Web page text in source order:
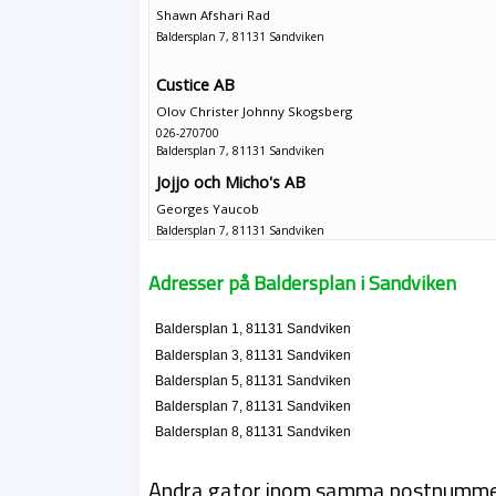
Shawn Afshari Rad
Baldersplan 7, 81131 Sandviken
Custice AB
Olov Christer Johnny Skogsberg
026-270700
Baldersplan 7, 81131 Sandviken
Jojjo och Micho's AB
Georges Yaucob
Baldersplan 7, 81131 Sandviken
Pub Le Mans AB
Baldersplan 7, 81131 Sandviken
Pub LeMans Bar & Cafe AB
Shawn Afshari Rad
026-272780
Baldersplan 7, 81131 Sandviken
Adresser på Baldersplan i Sandviken
Baldersplan 1, 81131 Sandviken
Baldersplan 3, 81131 Sandviken
Baldersplan 5, 81131 Sandviken
Baldersplan 7, 81131 Sandviken
Baldersplan 8, 81131 Sandviken